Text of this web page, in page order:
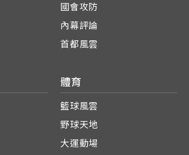
國會攻防
內幕評論
首都風雲
體育
籃球風雲
野球天地
大運動場